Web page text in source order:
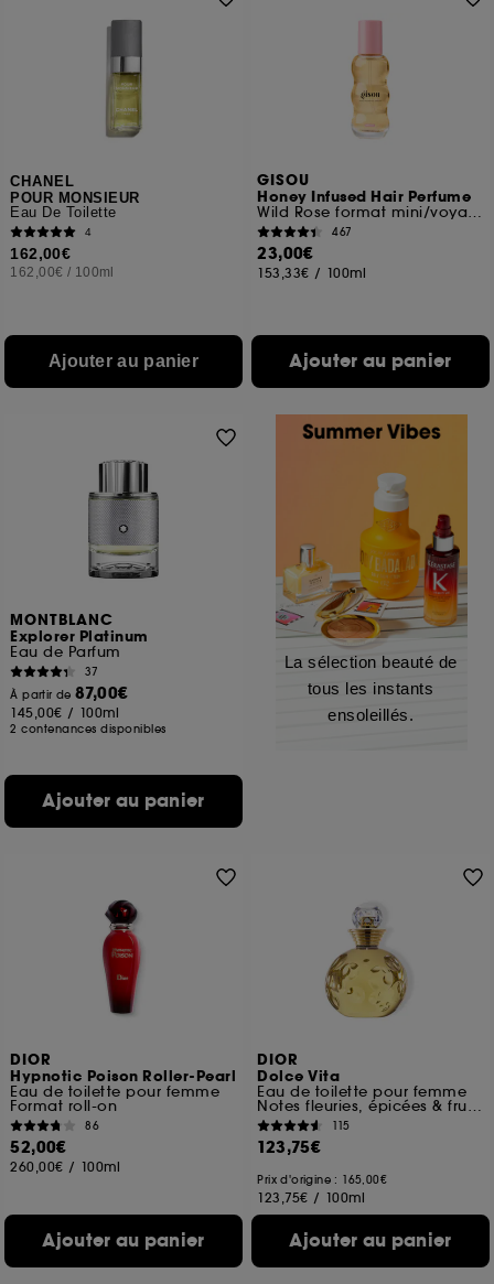
CHANEL
POUR MONSIEUR
Eau De Toilette
4
162,00€
162,00€ / 100ml
Ajouter au panier
GISOU
Honey Infused Hair Perfume
Wild Rose format mini/voyage
467
23,00€
153,33€ / 100ml
Ajouter au panier
MONTBLANC
Explorer Platinum
Eau de Parfum
37
À partir de87,00€
145,00€ / 100ml
2 contenances disponibles
Ajouter au panier
La sélection beauté de
tous les instants
ensoleillés.
DIOR
Hypnotic Poison Roller-Pearl
Eau de toilette pour femme
Format roll-on
86
52,00€
260,00€ / 100ml
Ajouter au panier
DIOR
Dolce Vita
Eau de toilette pour femme
Notes fleuries, épicées & fruitées
115
123,75€
Prix d'origine : 165,00€
123,75€ / 100ml
Ajouter au panier